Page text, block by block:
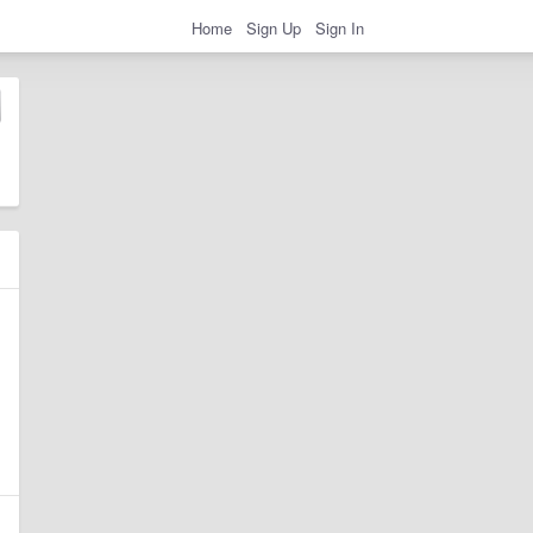
Home Sign Up Sign In